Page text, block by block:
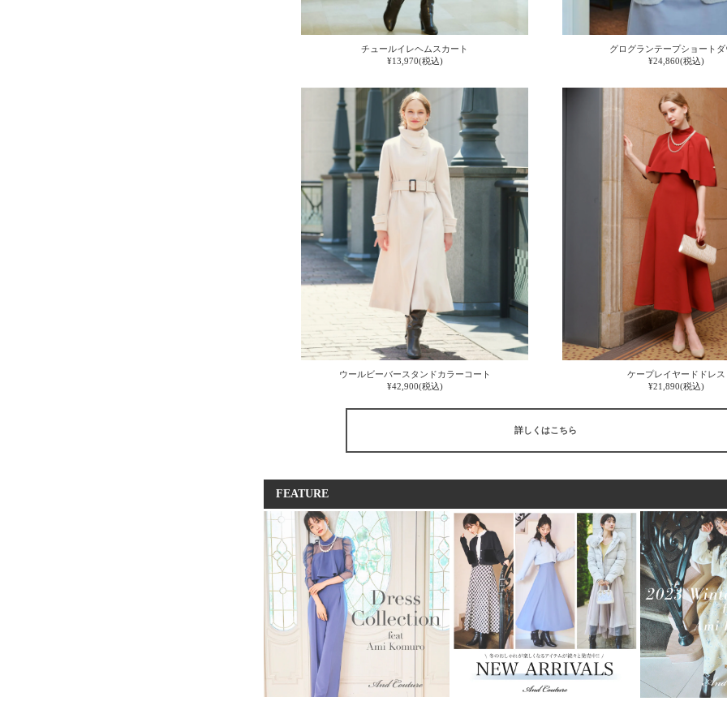
チュールイレヘムスカート
¥13,970(税込)
グログランテープショートダ
¥24,860(税込)
ウールビーバースタンドカラーコート
¥42,900(税込)
ケープレイヤードドレス
¥21,890(税込)
詳しくはこちら
FEATURE